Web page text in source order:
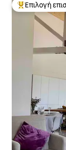
Κορυφαία
Επιλογή